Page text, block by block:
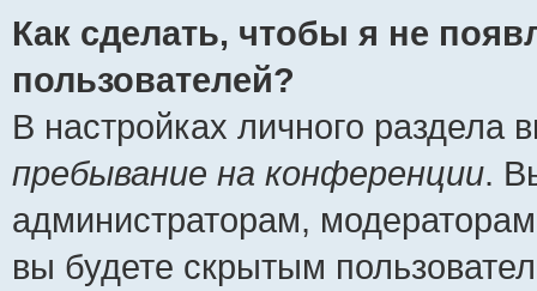
Как сделать, чтобы я не
пользователей?
В настройках личного
пребывание на конференции.
администраторам,
вы будете скрытым